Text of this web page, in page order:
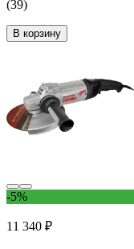
(39)
В корзину
-5%
11 340 ₽